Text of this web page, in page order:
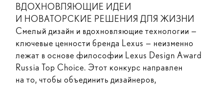
ВДОХНОВЛЯЮЩИЕ ИДЕИ
И НОВАТОРСКИЕ РЕШЕНИЯ ДЛЯ ЖИЗНИ
Смелый дизайн и вдохновляющие технологии —
ключевые ценности бренда Lexus — неизменно
лежат в основе философии Lexus Design Award
Russia Top Choice. Этот конкурс направлен
на то, чтобы объединить дизайнеров,